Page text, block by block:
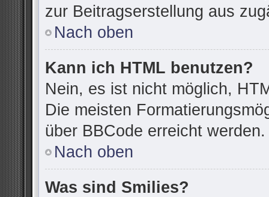
zur Beitragserstellung aus
Nach oben
Kann ich HTML benutzen?
Nein, es ist nicht möglich,
Die meisten
über BBCode erreicht werden.
Nach oben
Was sind Smilies?